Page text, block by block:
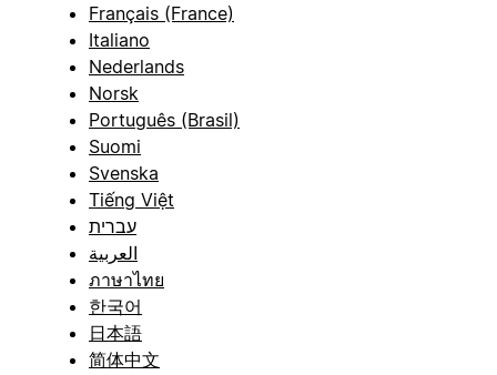
Français (France)
Italiano
Nederlands
Norsk
Português (Brasil)
Suomi
Svenska
Tiếng Việt
עברית
العربية
ภาษาไทย
한국어
日本語
简体中文